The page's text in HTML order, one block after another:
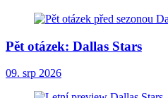
Pět otázek: Dallas Stars
09. srp 2026